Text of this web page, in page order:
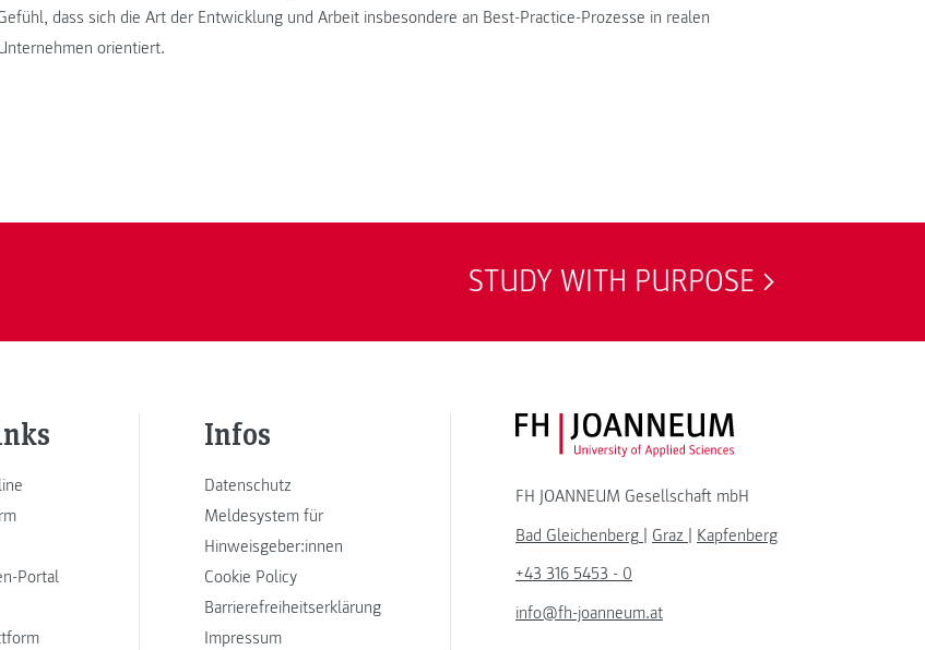
dass sich die Art der Entwicklung und Arbeit insbesondere an Best-Practice-Prozesse in realen
orientiert.
STUDY WITH PURPOSE
Portal
Infos
Datenschutz
Meldesystem für
Hinweisgeber:innen
Cookie Policy
Barrierefreiheitserklärung
Impressum
FH JOANNEUM Logo
FH JOANNEUM Gesellschaft mbH
Bad Gleichenberg | Graz | Kapfenberg
+43 316 5453 - 0
info@fh-joanneum.at